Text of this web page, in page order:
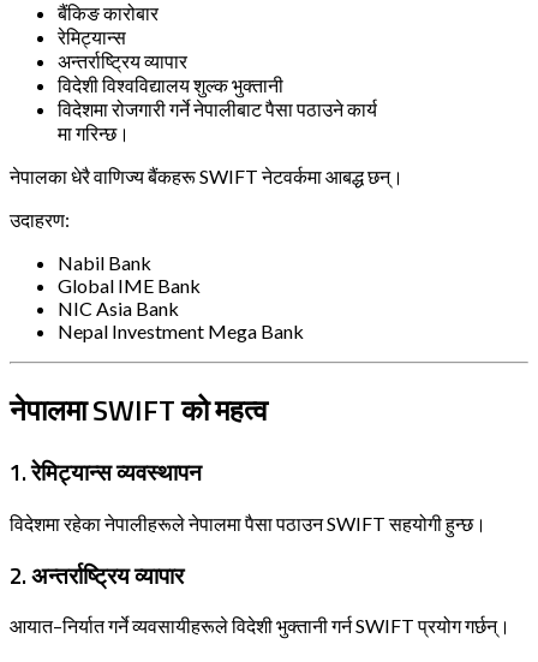
बैंकिङ कारोबार
रेमिट्यान्स
अन्तर्राष्ट्रिय व्यापार
विदेशी विश्वविद्यालय शुल्क भुक्तानी
विदेशमा रोजगारी गर्ने नेपालीबाट पैसा पठाउने कार्य
मा गरिन्छ।
नेपालका धेरै वाणिज्य बैंकहरू SWIFT नेटवर्कमा आबद्ध छन्।
उदाहरण:
Nabil Bank
Global IME Bank
NIC Asia Bank
Nepal Investment Mega Bank
नेपालमा SWIFT को महत्व
1. रेमिट्यान्स व्यवस्थापन
विदेशमा रहेका नेपालीहरूले नेपालमा पैसा पठाउन SWIFT सहयोगी हुन्छ।
2. अन्तर्राष्ट्रिय व्यापार
आयात–निर्यात गर्ने व्यवसायीहरूले विदेशी भुक्तानी गर्न SWIFT प्रयोग गर्छन्।